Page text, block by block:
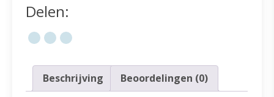
Delen:
Beschrijving Beoordelingen (0)